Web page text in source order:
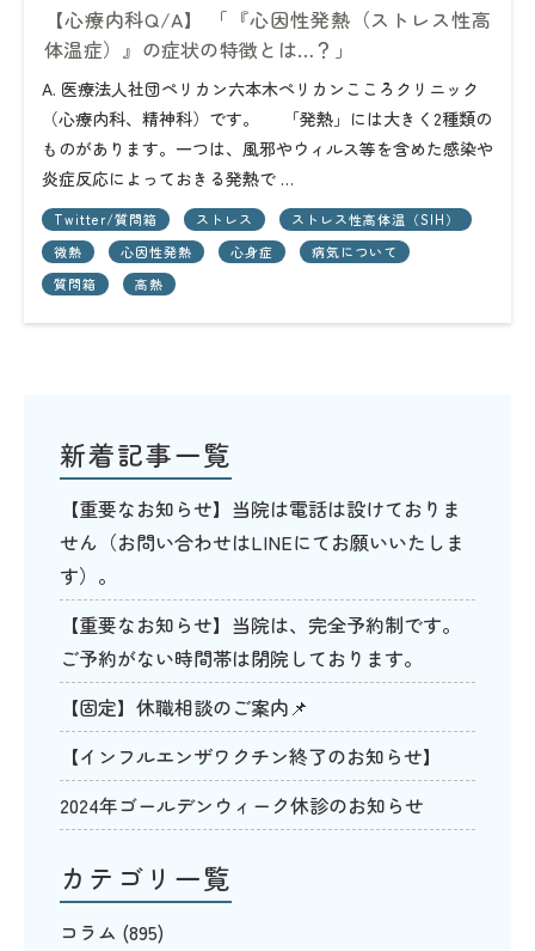
【心療内科Q/A】 「『心因性発熱（ストレス性高
体温症）』の症状の特徴とは…？」
A. 医療法人社団ペリカン六本木ペリカンこころクリニック
（心療内科、精神科）です。 「発熱」には大きく2種類の
ものがあります。一つは、風邪やウィルス等を含めた感染や
炎症反応によっておきる発熱で …
Twitter/質問箱 ストレス
ストレス性高体温（SIH）
微熱
心因性発熱 心身症
病気について
質問箱
高熱
新着記事一覧
【重要なお知らせ】当院は電話は設けておりま
せん（お問い合わせはLINEにてお願いいたしま
す）。
【重要なお知らせ】当院は、完全予約制です。
ご予約がない時間帯は閉院しております。
【固定】休職相談のご案内📌
【インフルエンザワクチン終了のお知らせ】
2024年ゴールデンウィーク休診のお知らせ
カテゴリ一覧
コラム (895)